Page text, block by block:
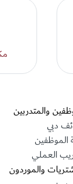
قسم
والمتدربين
دبي
الموظفين
العملي
والموردون